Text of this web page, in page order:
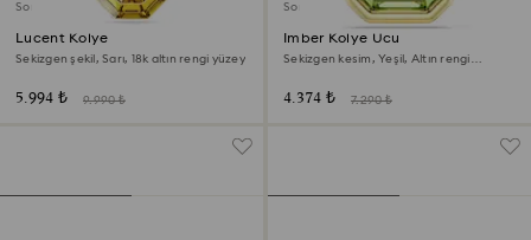
Son Şans
Lucent Kolye
Sekizgen şekil, Sarı, 18k altın rengi yüzey
5.994 ₺ 9.990 ₺
Son Şans
Imber Kolye Ucu
Sekizgen kesim, Yeşil, Altın rengi
4.374 ₺ 7.290 ₺